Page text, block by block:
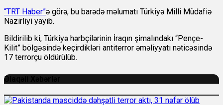
“TRT Haber”ə görə, bu barədə məlumatı Türkiyə Milli Müdafiə
Nazirliyi yayıb.
Bildirilib ki, Türkiyə hərbçilərinin İraqın şimalındakı “Pençe-
Kilit” bölgəsində keçirdikləri antiterror əməliyyatı nəticəsində
17 terrorçu öldürülüb.
Əlaqəli Xəbərlər